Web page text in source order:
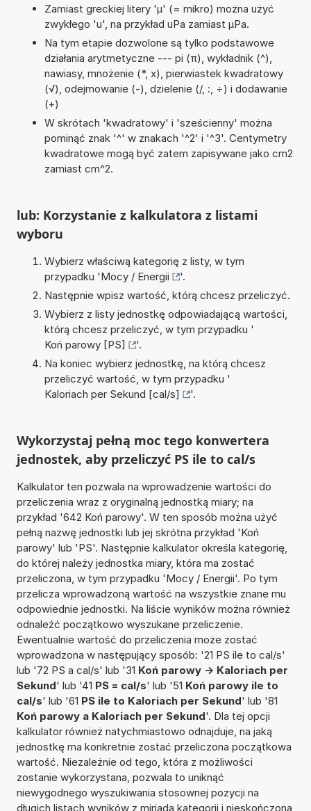
Zamiast greckiej litery 'µ' (= mikro) można użyć
zwykłego 'u', na przykład uPa zamiast µPa.
Na tym etapie dozwolone są tylko podstawowe
działania arytmetyczne --- pi (π), wykładnik (^),
nawiasy, mnożenie (*, x), pierwiastek kwadratowy
(√), odejmowanie (-), dzielenie (/, :, ÷) i dodawanie
(+)
W skrótach 'kwadratowy' i 'sześcienny' można
pominąć znak '^' w znakach '^2' i '^3'. Centymetry
kwadratowe mogą być zatem zapisywane jako cm2
zamiast cm^2.
lub: Korzystanie z kalkulatora z listami
wyboru
Wybierz właściwą kategorię z listy, w tym
przypadku 'Mocy / Energii
'.
Następnie wpisz wartość, którą chcesz przeliczyć.
Wybierz z listy jednostkę odpowiadającą wartości,
którą chcesz przeliczyć, w tym przypadku '
Koń parowy [PS]
'.
Na koniec wybierz jednostkę, na którą chcesz
przeliczyć wartość, w tym przypadku '
Kaloriach per Sekund [cal/s]
'.
Wykorzystaj pełną moc tego konwertera
jednostek, aby przeliczyć PS ile to cal/s
Kalkulator ten pozwala na wprowadzenie wartości do
przeliczenia wraz z oryginalną jednostką miary; na
przykład '642 Koń parowy'. W ten sposób można użyć
pełną nazwę jednostki lub jej skrótna przykład 'Koń
parowy' lub 'PS'. Następnie kalkulator określa kategorię,
do której należy jednostka miary, która ma zostać
przeliczona, w tym przypadku 'Mocy / Energii'. Po tym
przelicza wprowadzoną wartość na wszystkie znane mu
odpowiednie jednostki. Na liście wyników można również
odnaleźć początkowo wyszukane przeliczenie.
Ewentualnie wartość do przeliczenia może zostać
wprowadzona w następujący sposób: '21 PS ile to cal/s'
lub '72 PS a cal/s' lub '31 Koń parowy -> Kaloriach per
Sekund' lub '41 PS = cal/s' lub '51 Koń parowy ile to
cal/s' lub '61 PS ile to Kaloriach per Sekund' lub '81
Koń parowy a Kaloriach per Sekund'. Dla tej opcji
kalkulator również natychmiastowo odnajduje, na jaką
jednostkę ma konkretnie zostać przeliczona początkowa
wartość. Niezależnie od tego, która z możliwości
zostanie wykorzystana, pozwala to uniknąć
niewygodnego wyszukiwania stosownej pozycji na
długich listach wyników z miriadą kategorii i nieskończoną